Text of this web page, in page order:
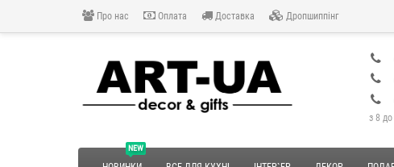
Про нас Оплата Доставка Дропшиппінг
з 8
NEW